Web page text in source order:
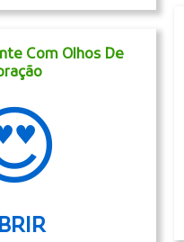
Com Olhos De